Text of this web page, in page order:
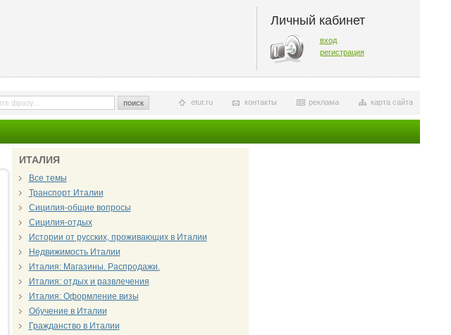
Личный кабинет
вход
регистрация
поиск карта сайта
реклама
контакты
etur.ru
ИТАЛИЯ
Все темы
Транспорт Италии
Сицилия-общие вопросы
Сицилия-отдых
Истории от русских, проживающих в Италии
Недвижимость Италии
Италия: Магазины. Распродажи.
Италия: отдых и развлечения
Италия: Оформление визы
Обучение в Италии
Гражданство в Италии